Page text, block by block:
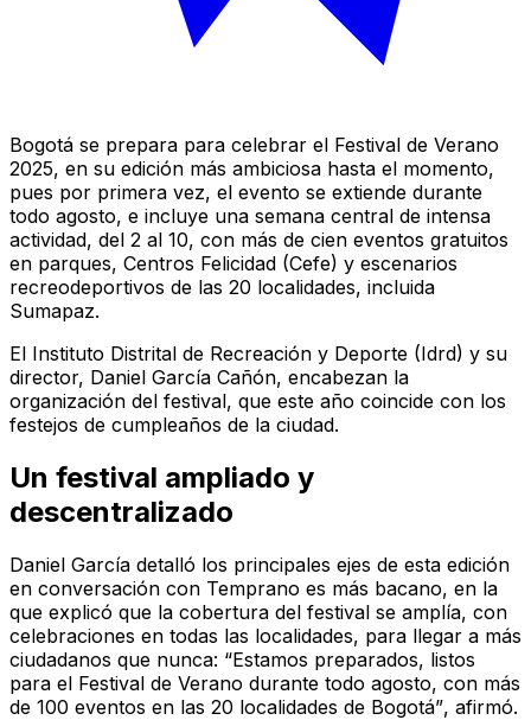
Bogotá se prepara para celebrar el Festival de Verano
2025, en su edición más ambiciosa hasta el momento,
pues por primera vez, el evento se extiende durante
todo agosto, e incluye una semana central de intensa
actividad, del 2 al 10, con más de cien eventos gratuitos
en parques, Centros Felicidad (Cefe) y escenarios
recreodeportivos de las 20 localidades, incluida
Sumapaz.
El Instituto Distrital de Recreación y Deporte (Idrd) y su
director, Daniel García Cañón, encabezan la
organización del festival, que este año coincide con los
festejos de cumpleaños de la ciudad.
Un festival ampliado y
descentralizado
Daniel García detalló los principales ejes de esta edición
en conversación con Temprano es más bacano, en la
que explicó que la cobertura del festival se amplía, con
celebraciones en todas las localidades, para llegar a más
ciudadanos que nunca: “Estamos preparados, listos
para el Festival de Verano durante todo agosto, con más
de 100 eventos en las 20 localidades de Bogotá”, afirmó.